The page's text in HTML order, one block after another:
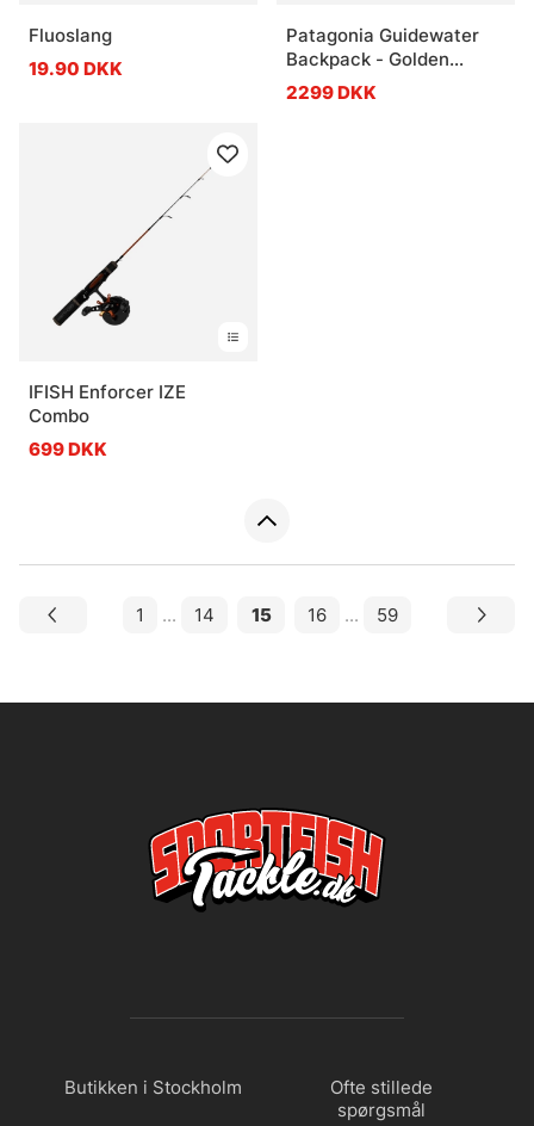
Fluoslang
19.90 DKK
Patagonia Guidewater
Backpack - Golden
Caramel w/Noble Grey
2299 DKK
IFISH Enforcer IZE
Combo
699 DKK
1 ... 14 15 16 ... 59
Butikken i Stockholm
Ofte stillede
spørgsmål